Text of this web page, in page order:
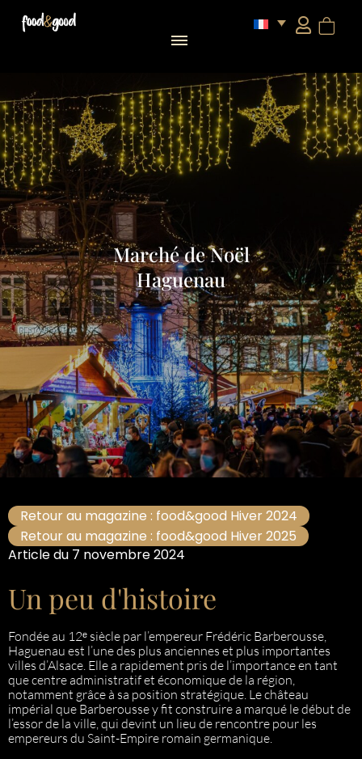
Marché de Noël
Haguenau
Retour au magazine : food&good Hiver 2024
Retour au magazine : food&good Hiver 2025
Article du 7 novembre 2024
Un peu d'histoire
Fondée au 12ᵉ siècle par l’empereur Frédéric Barberousse,
Haguenau est l’une des plus anciennes et plus importantes
villes d’Alsace. Elle a rapidement pris de l’importance en tant
que centre administratif et économique de la région,
notamment grâce à sa position stratégique. Le château
impérial que Barberousse y fit construire a marqué le début de
l’essor de la ville, qui devint un lieu de rencontre pour les
empereurs du Saint-Empire romain germanique.